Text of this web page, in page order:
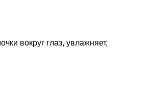
вокруг глаз, увлажняет,